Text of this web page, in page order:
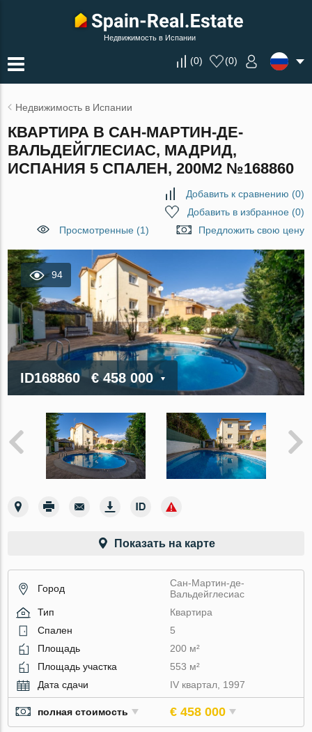
Недвижимость в Испании
(0) (0)
Недвижимость в Испании
КВАРТИРА В САН-МАРТИН-ДЕ-
ВАЛЬДЕЙГЛЕСИАС, МАДРИД,
ИСПАНИЯ 5 СПАЛЕН, 200М2 №168860
Добавить к сравнению (0)
Добавить в избранное(0)
Просмотренные (1)
Предложить свою цену
94
ID168860 € 458 000
Показать на карте
Город
Сан-Мартин-де-
Вальдейглесиас
Тип
Квартира
Спален
5
Площадь
200 м²
Площадь участка
553 м²
Дата сдачи
IV квартал, 1997
полная стоимость € 458 000